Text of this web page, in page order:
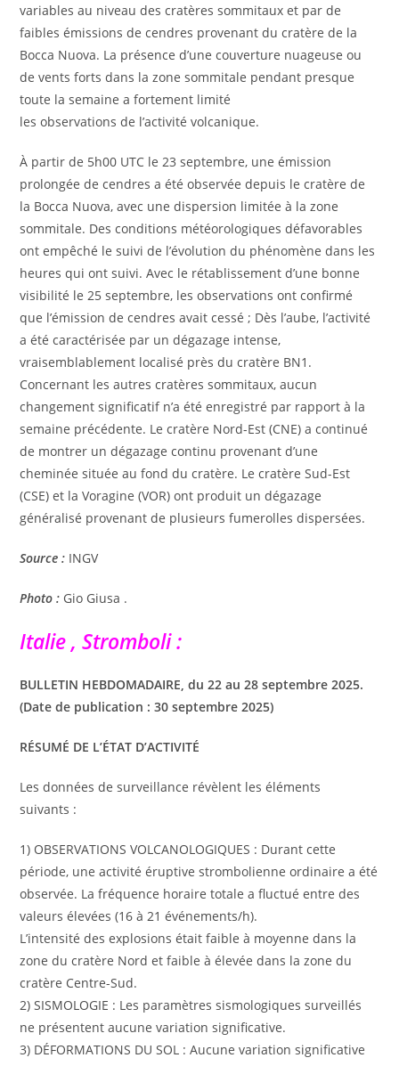
variables au niveau des cratères sommitaux et par de
faibles émissions de cendres provenant du cratère de la
Bocca Nuova. La présence d’une couverture nuageuse ou
de vents forts dans la zone sommitale pendant presque
toute la semaine a fortement limité
les observations de l’activité volcanique.
À partir de 5h00 UTC le 23 septembre, une émission
prolongée de cendres a été observée depuis le cratère de
la Bocca Nuova, avec une dispersion limitée à la zone
sommitale. Des conditions météorologiques défavorables
ont empêché le suivi de l’évolution du phénomène dans les
heures qui ont suivi. Avec le rétablissement d’une bonne
visibilité le 25 septembre, les observations ont confirmé
que l’émission de cendres avait cessé ; Dès l’aube, l’activité
a été caractérisée par un dégazage intense,
vraisemblablement localisé près du cratère BN1.
Concernant les autres cratères sommitaux, aucun
changement significatif n’a été enregistré par rapport à la
semaine précédente. Le cratère Nord-Est (CNE) a continué
de montrer un dégazage continu provenant d’une
cheminée située au fond du cratère. Le cratère Sud-Est
(CSE) et la Voragine (VOR) ont produit un dégazage
généralisé provenant de plusieurs fumerolles dispersées.
Source : INGV
Photo : Gio Giusa .
Italie , Stromboli :
BULLETIN HEBDOMADAIRE, du 22 au 28 septembre 2025.
(Date de publication : 30 septembre 2025)
RÉSUMÉ DE L’ÉTAT D’ACTIVITÉ
Les données de surveillance révèlent les éléments
suivants :
1) OBSERVATIONS VOLCANOLOGIQUES : Durant cette
période, une activité éruptive strombolienne ordinaire a été
observée. La fréquence horaire totale a fluctué entre des
valeurs élevées (16 à 21 événements/h).
L’intensité des explosions était faible à moyenne dans la
zone du cratère Nord et faible à élevée dans la zone du
cratère Centre-Sud.
2) SISMOLOGIE : Les paramètres sismologiques surveillés
ne présentent aucune variation significative.
3) DÉFORMATIONS DU SOL : Aucune variation significative